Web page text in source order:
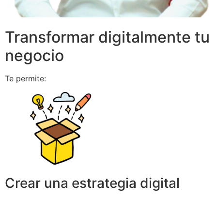
Transformar digitalmente tu
negocio
Te permite:
Crear una estrategia digital